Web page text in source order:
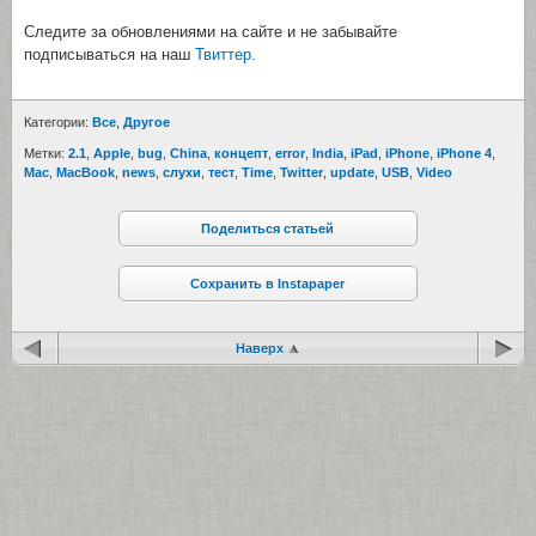
Следите за обновлениями на сайте и не забывайте
подписываться на наш Твиттер.
Категории: Все, Другое
Метки: 2.1, Apple, bug, China, концепт, error, India, iPad , iPhone, iPhone 4,
Mac, MacBook, news, cлухи, тест, Time, Twitter, update, USB, Video
Поделиться статьей
Сохранить в Instapaper
Наверх